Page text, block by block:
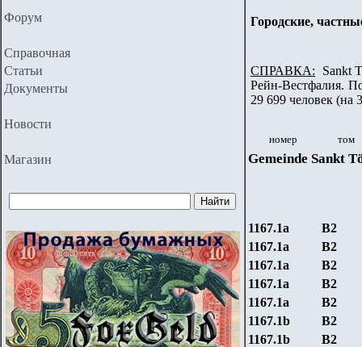
Форум
Справочная
Статьи
Документы
Новости
Магазин
Городские,
СПРАВКА: Sankt
Рейн-Вестфалия.
29 699 человек (на
номер том
Gemeinde Sankt
1167.1а
В2
1167.1а
В2
1167.1а
В2
1167.1а
В2
1167.1а
В2
1167.1b
В2
1167.1b
В2